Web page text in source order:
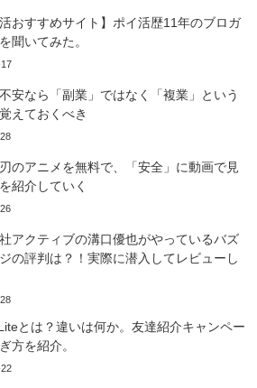
活おすすめサイト】ポイ活歴11年のブロガ
聞いてみた。
安なら「副業」ではなく「複業」という
えておくべき
のアニメを無料で、「安全」に動画で見
紹介していく
アクティブの溝口優也がやっているバズ
の評判は？！実際に潜入してレビューし
とは？違いは何か。友達紹介キャンペー
方を紹介。